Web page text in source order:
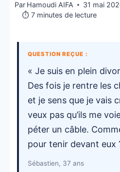
Par Hamoudi AIFA
31 mai
⏱️ 7 minutes de lecture
QUESTION REÇUE :
« Je suis en plein
Des fois je rentre les
et je sens que je vais
veux pas qu’ils me
péter un câble.
pour tenir devant eux
Sébastien, 37 ans